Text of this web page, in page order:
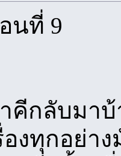
นที่ 9
คีกลับมาบ้
องทุกอย่า